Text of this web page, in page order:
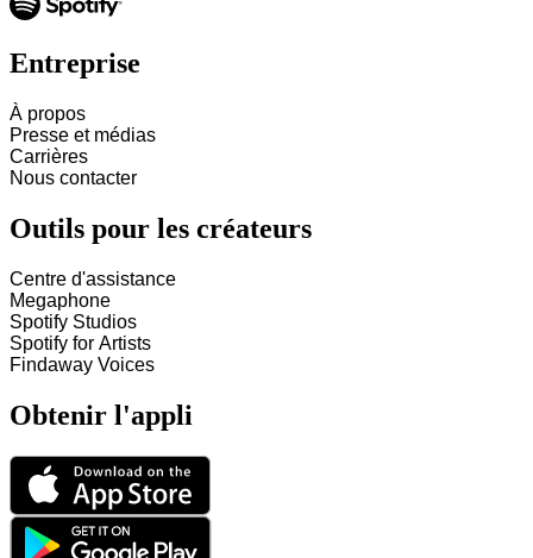
Entreprise
À propos
Presse et médias
Carrières
Nous contacter
Outils pour les créateurs
Centre d'assistance
Megaphone
Spotify Studios
Spotify for Artists
Findaway Voices
Obtenir l'appli